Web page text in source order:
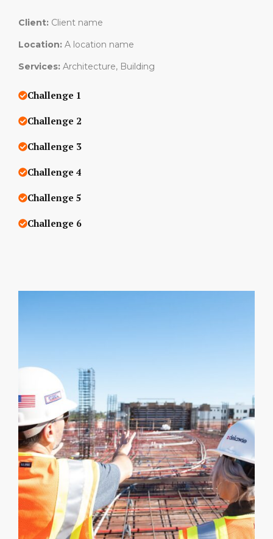
Client: Client name
Location: A location name
Services: Architecture, Building
Challenge 1
Challenge 2
Challenge 3
Challenge 4
Challenge 5
Challenge 6